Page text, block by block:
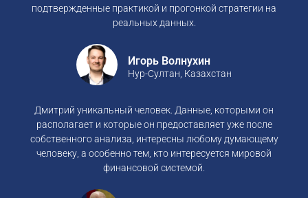
подтвержденные практикой и прогонкой стратегии на
реальных данных.
Игорь Волнухин
Нур-Султан, Казахстан
Дмитрий уникальный человек. Данные, которыми он
располагает и которые он предоставляет уже после
собственного анализа, интересны любому думающему
человеку, а особенно тем, кто интересуется мировой
финансовой системой.